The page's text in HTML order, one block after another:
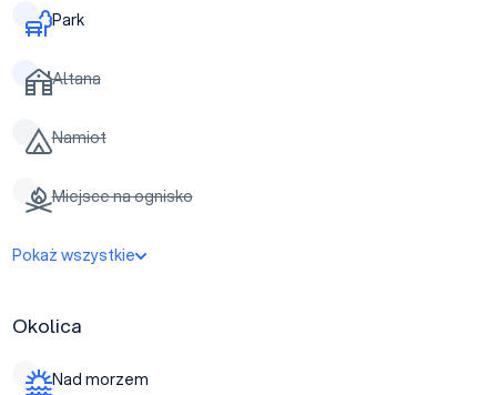
Park
Altana
Namiot
Miejsce na ognisko
Pokaż wszystkie
Okolica
Nad morzem